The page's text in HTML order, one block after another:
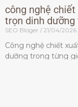
công nghệ
trọn dinh
SEO Bloger 21/04/2026
Công nghệ chiết
dưỡng trong từng